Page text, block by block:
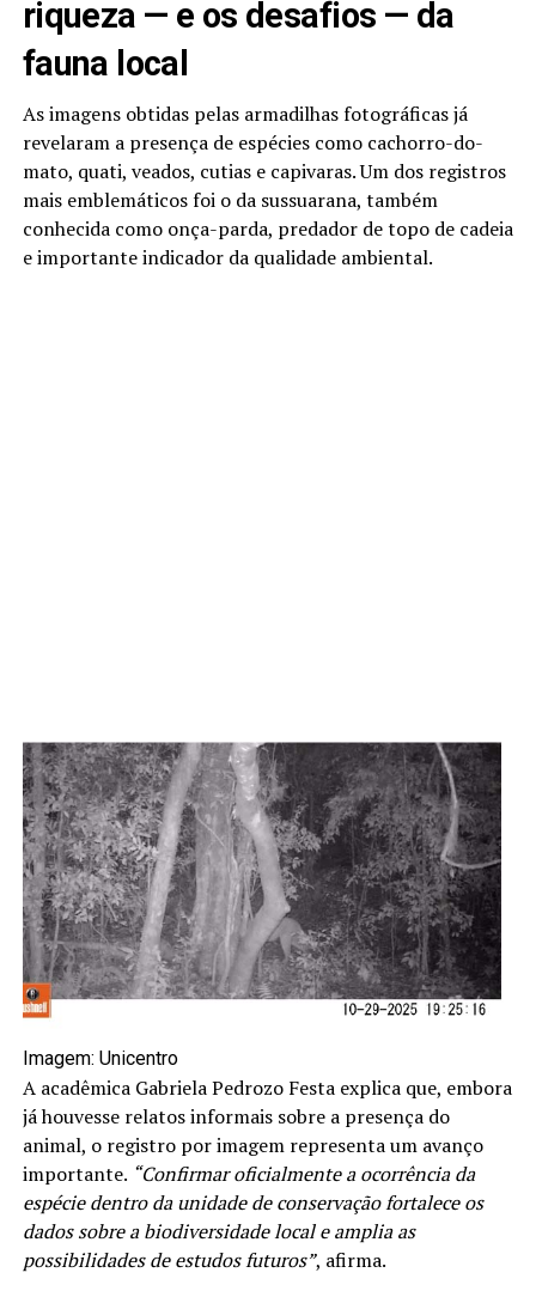
riqueza — e os desafios — da
fauna local
As imagens obtidas pelas armadilhas fotográficas já
revelaram a presença de espécies como cachorro-do-
mato, quati, veados, cutias e capivaras. Um dos registros
mais emblemáticos foi o da sussuarana, também
conhecida como onça-parda, predador de topo de cadeia
e importante indicador da qualidade ambiental.
Imagem: Unicentro
A acadêmica Gabriela Pedrozo Festa explica que, embora
já houvesse relatos informais sobre a presença do
animal, o registro por imagem representa um avanço
importante. “Confirmar oficialmente a ocorrência da
espécie dentro da unidade de conservação fortalece os
dados sobre a biodiversidade local e amplia as
possibilidades de estudos futuros”, afirma.